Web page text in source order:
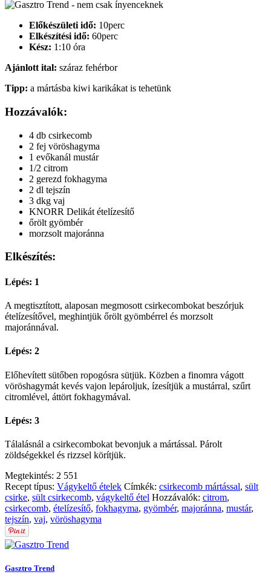
Előkészületi idő: 10perc
Elkészítési idő: 60perc
Kész: 1:10 óra
Ajánlott ital: száraz fehérbor
Tipp: a mártásba kiwi karikákat is tehetünk
Hozzávalók:
4 db csirkecomb
2 fej vöröshagyma
1 evőkanál mustár
1/2 citrom
2 gerezd fokhagyma
2 dl tejszín
3 dkg vaj
KNORR Delikát ételízesítő
őrölt gyömbér
morzsolt majoránna
Elkészítés:
Lépés: 1
A megtisztított, alaposan megmosott csirkecombokat beszórjuk
ételízesítővel, meghintjük őrölt gyömbérrel és morzsolt
majoránnával.
Lépés: 2
Előhevített sütőben ropogósra sütjük. Közben a finomra vágott
vöröshagymát kevés vajon lepároljuk, ízesítjük a mustárral, szűrt
citromlével, áttört fokhagymával.
Lépés: 3
Tálalásnál a csirkecombokat bevonjuk a mártással. Párolt
zöldségekkel és rizzsel körítjük.
Megtekintés: 2 551
Recept típus: Vágykeltő ételek Címkék: csirkecomb mártással, sült
csirke, sült csirkecomb, vágykeltő étel Hozzávalók: citrom,
csirkecomb, ételízesítő, fokhagyma, gyömbér, majoránna, mustár,
tejszín, vaj, vöröshagyma
Gasztro Trend